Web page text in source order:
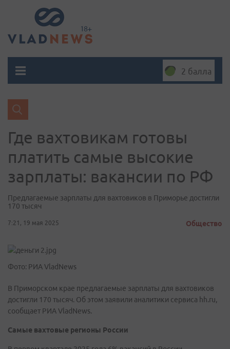
2 балла
Где вахтовикам готовы
платить самые высокие
зарплаты: вакансии по РФ
Предлагаемые зарплаты для вахтовиков в Приморье достигли
170 тысяч
7:21, 19 мая 2025 Общество
Фото: РИА VladNews
В Приморском крае предлагаемые зарплаты для вахтовиков
достигли 170 тысяч. Об этом заявили аналитики сервиса hh.ru,
сообщает РИА VladNews.
Самые вахтовые регионы России